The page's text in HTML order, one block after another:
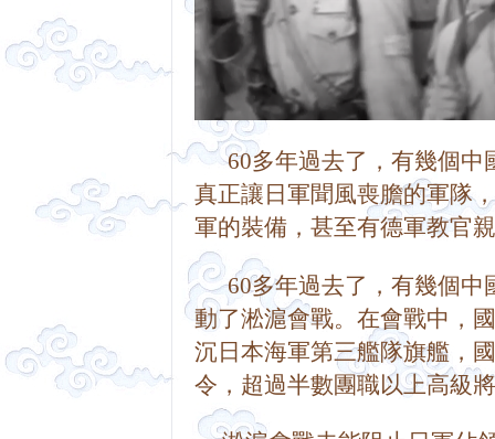
60多年過去了，有幾個中
真正讓日軍聞風喪膽的軍隊
軍的裝備，甚至有德軍教官
60多年過去了，有幾個中
動了淞滬會戰。 在會戰中，
沉日本海軍第三艦隊旗艦，
令，超過半數團職以上高